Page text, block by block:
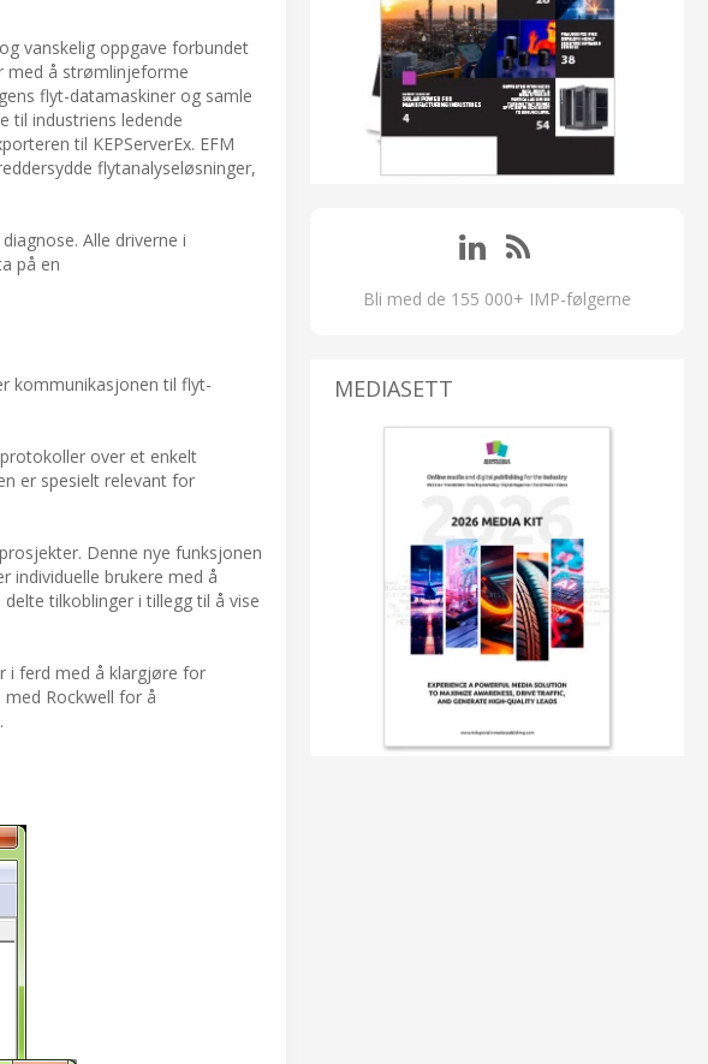
vanskelig oppgave forbundet
med å strømlinjeforme
flyt-datamaskiner og samle
til industriens ledende
til KEPServerEx. EFM
flytanalyseløsninger,
Alle driverne i
på en
kommunikasjonen til flyt-
over et enkelt
er spesielt relevant for
Denne nye funksjonen
individuelle brukere med å
tilkoblinger i tillegg til å vise
i ferd med å klargjøre for
Rockwell for å
Bli med de 155 000+ IMP-følgerne
MEDIASETT